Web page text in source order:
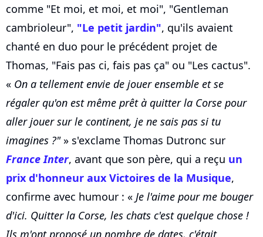
comme "Et moi, et moi, et moi", "Gentleman
cambrioleur", "Le petit jardin", qu'ils avaient
chanté en duo pour le précédent projet de
Thomas, "Fais pas ci, fais pas ça" ou "Les cactus".
« On a tellement envie de jouer ensemble et se
régaler qu'on est même prêt à quitter la Corse pour
aller jouer sur le continent, je ne sais pas si tu
imagines ?"» s'exclame Thomas Dutronc sur
France Inter, avant que son père, qui a reçu un
prix d'honneur aux Victoires de la Musique,
confirme avec humour : « Je l'aime pour me bouger
d'ici. Quitter la Corse, les chats c'est quelque chose !
Ils m'ont proposé un nombre de dates, c'était